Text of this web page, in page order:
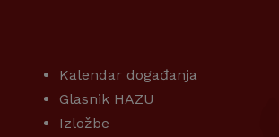
Kalendar događanja
Glasnik HAZU
Izložbe